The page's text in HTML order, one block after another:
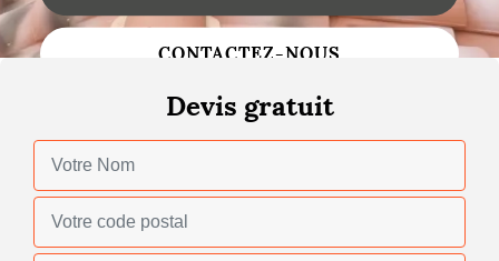
Changement de toiture
Gouttières
Réparation de toiture
CONTACTEZ-NOUS
Devis gratuit